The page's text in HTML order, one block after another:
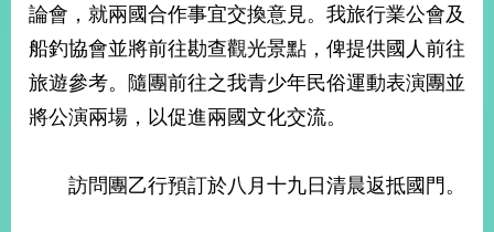
導
覽
於
本
部
新
聞
論會，就兩國合作事宜交換意見。我旅行業公會及
船釣協會並將前往勘查觀光景點，俾提供國人前往
旅遊參考。隨團前往之我青少年民俗運動表演團並
將公演兩場，以促進兩國文化交流。
訪問團乙行預訂於八月十九日清晨返抵國門。